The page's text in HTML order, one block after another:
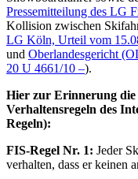
Pressemitteilung des LG
Kollision zwischen
LG Köln, Urteil vom
und Oberlandesgericht
20 U 4661/10 –).
Hier zur Erinnerung die
Verhaltensregeln des
Regeln):
FIS-Regel Nr. 1: Jeder
verhalten, dass er keinen